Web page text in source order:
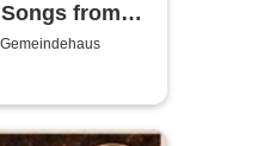
from
& The Last